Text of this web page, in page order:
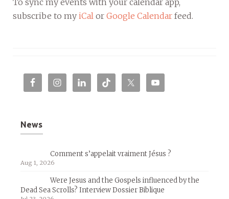
subscribe to my iCal or Google Calendar feed.
News
Comment s’appelait vraiment Jésus ?
Aug 1, 2026
Were Jesus and the Gospels influenced by the
Dead Sea Scrolls? Interview Dossier Biblique